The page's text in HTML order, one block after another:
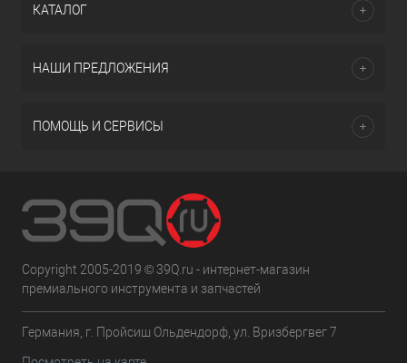
КАТАЛОГ
НАШИ ПРЕДЛОЖЕНИЯ
ПОМОЩЬ И СЕРВИСЫ
Copyright 2005-2019 © 39Q.ru - интернет-магазин
премиального инструмента и запчастей
Германия, г. Пройсиш Ольдендорф, ул. Вризбергвег 7